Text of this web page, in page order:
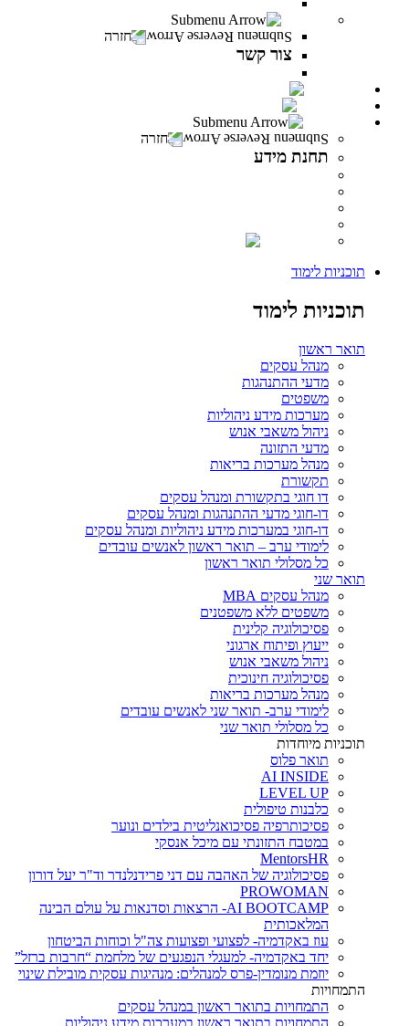
חזרה
צור קשר
חזרה
תחנת מידע
תוכניות לימוד
תוכניות לימוד
תואר ראשון
מנהל עסקים
מדעי ההתנהגות
משפטים
מערכות מידע ניהוליות
ניהול משאבי אנוש
מדעי התזונה
מנהל מערכות בריאות
תקשורת
דו חוגי בתקשורת ומנהל עסקים
דו-חוגי מדעי ההתנהגות ומנהל עסקים
דו-חוגי במערכות מידע ניהוליות ומנהל עסקים
לימודי ערב – תואר ראשון לאנשים עובדים
כל מסלולי תואר ראשון
תואר שני
מנהל עסקים MBA
משפטים ללא משפטנים
פסיכולוגיה קלינית
ייעוץ ופיתוח ארגוני
ניהול משאבי אנוש
פסיכולוגיה חינוכית
מנהל מערכות בריאות
לימודי ערב- תואר שני לאנשים עובדים
כל מסלולי תואר שני
תוכניות מיוחדות
תואר פלוס
AI INSIDE
LEVEL UP
כלבנות טיפולית
פסיכותרפיה פסיכואנליטית בילדים ונוער
במטבח התזונתי עם מיכל אנסקי
MentorsHR
פסיכולוגיה של האהבה עם דני פרידנלנדר וד"ר יעל דורון
PROWOMAN
AI BOOTCAMP- הרצאות וסדנאות על עולם הבינה
המלאכותית
עוז באקדמיה- לפצועי ופצועות צה"ל וכוחות הביטחון
יחד באקדמיה- למעגלי הנפגעים של מלחמת “חרבות ברזל”
יוזמת מנומדין-פרס למנהלים: מנהיגות עסקית מובילת שינוי
התמחויות
התמחויות בתואר ראשון במנהל עסקים
התמחויות בתואר ראשון במערכות מידע ניהוליות